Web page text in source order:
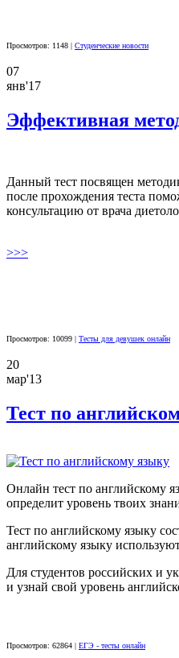
Просмотров: 1148 | Студенческие новости
07
янв'17
Эффективная
Данный тест посвящен
после прохождения теста
консультацию от врача
>>>
Просмотров: 10099 | Тесты для девушек онлайн
20
мар'13
Тест по
Онлайн тест по английскому
определит уровень твоих
Тест по английскому языку
английскому языку
Для студентов российских и
и узнай свой уровень
Просмотров: 62864 | ЕГЭ - тесты онлайн